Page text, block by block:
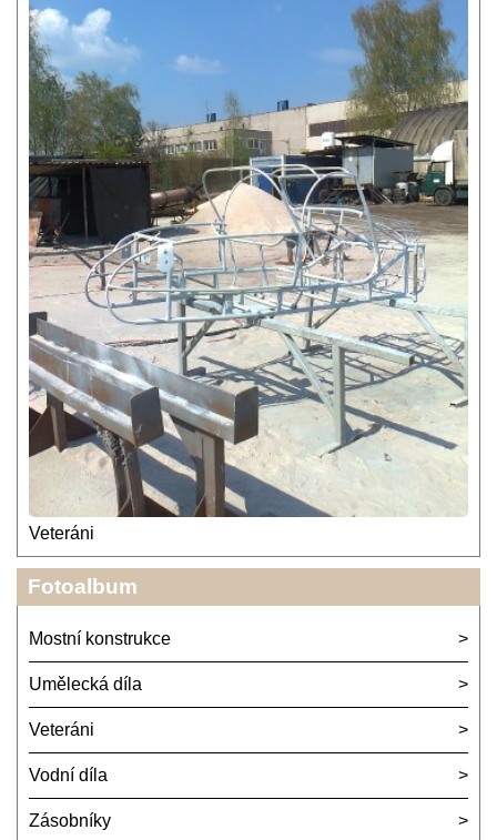
Veteráni
Fotoalbum
Mostní konstrukce
Umělecká díla
Veteráni
Vodní díla
Zásobníky